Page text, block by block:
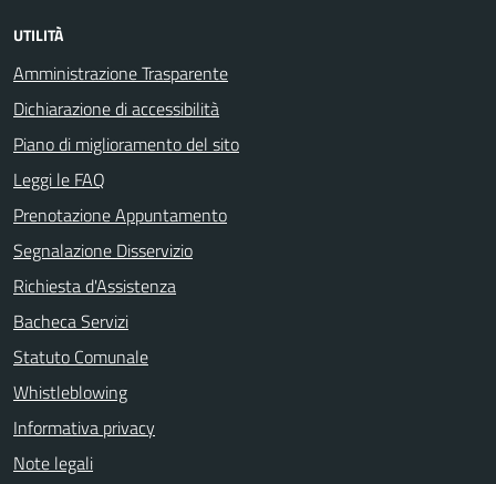
UTILITÀ
Amministrazione Trasparente
Dichiarazione di accessibilità
Piano di miglioramento del sito
Leggi le FAQ
Prenotazione Appuntamento
Segnalazione Disservizio
Richiesta d'Assistenza
Bacheca Servizi
Statuto Comunale
Whistleblowing
Informativa privacy
Note legali